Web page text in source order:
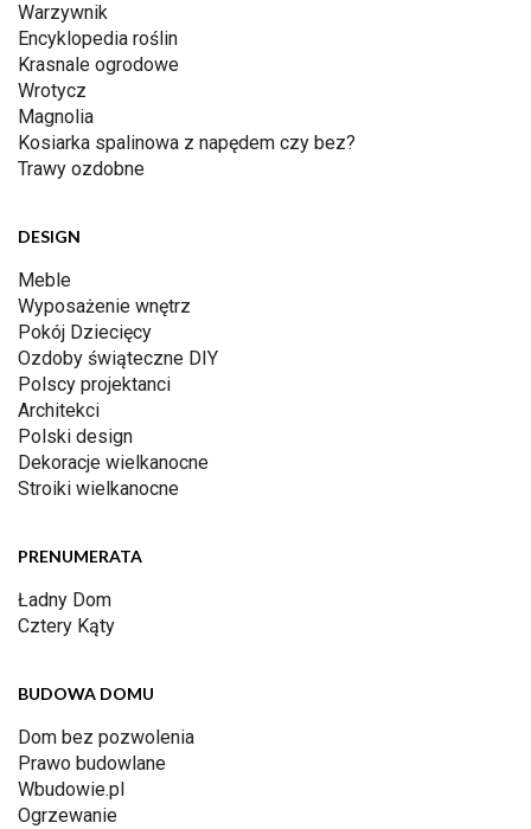
Warzywnik
Encyklopedia roślin
Krasnale ogrodowe
Wrotycz
Magnolia
Kosiarka spalinowa z napędem czy bez?
Trawy ozdobne
DESIGN
Meble
Wyposażenie wnętrz
Pokój Dziecięcy
Ozdoby świąteczne DIY
Polscy projektanci
Architekci
Polski design
Dekoracje wielkanocne
Stroiki wielkanocne
PRENUMERATA
Ładny Dom
Cztery Kąty
BUDOWA DOMU
Dom bez pozwolenia
Prawo budowlane
Wbudowie.pl
Ogrzewanie